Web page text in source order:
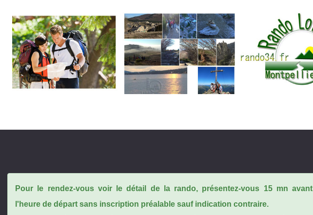
Pour le rendez-vous voir le détail de la rando, présentez-vous 15 mn avant
l'heure de départ sans inscription préalable sauf indication contraire.